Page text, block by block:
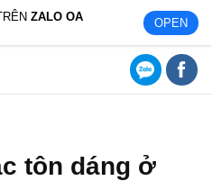
ZALO OA OPEN
tôn dáng ở